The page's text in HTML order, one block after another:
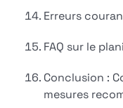
Erreurs
FAQ sur le
Conclusion :
mesures